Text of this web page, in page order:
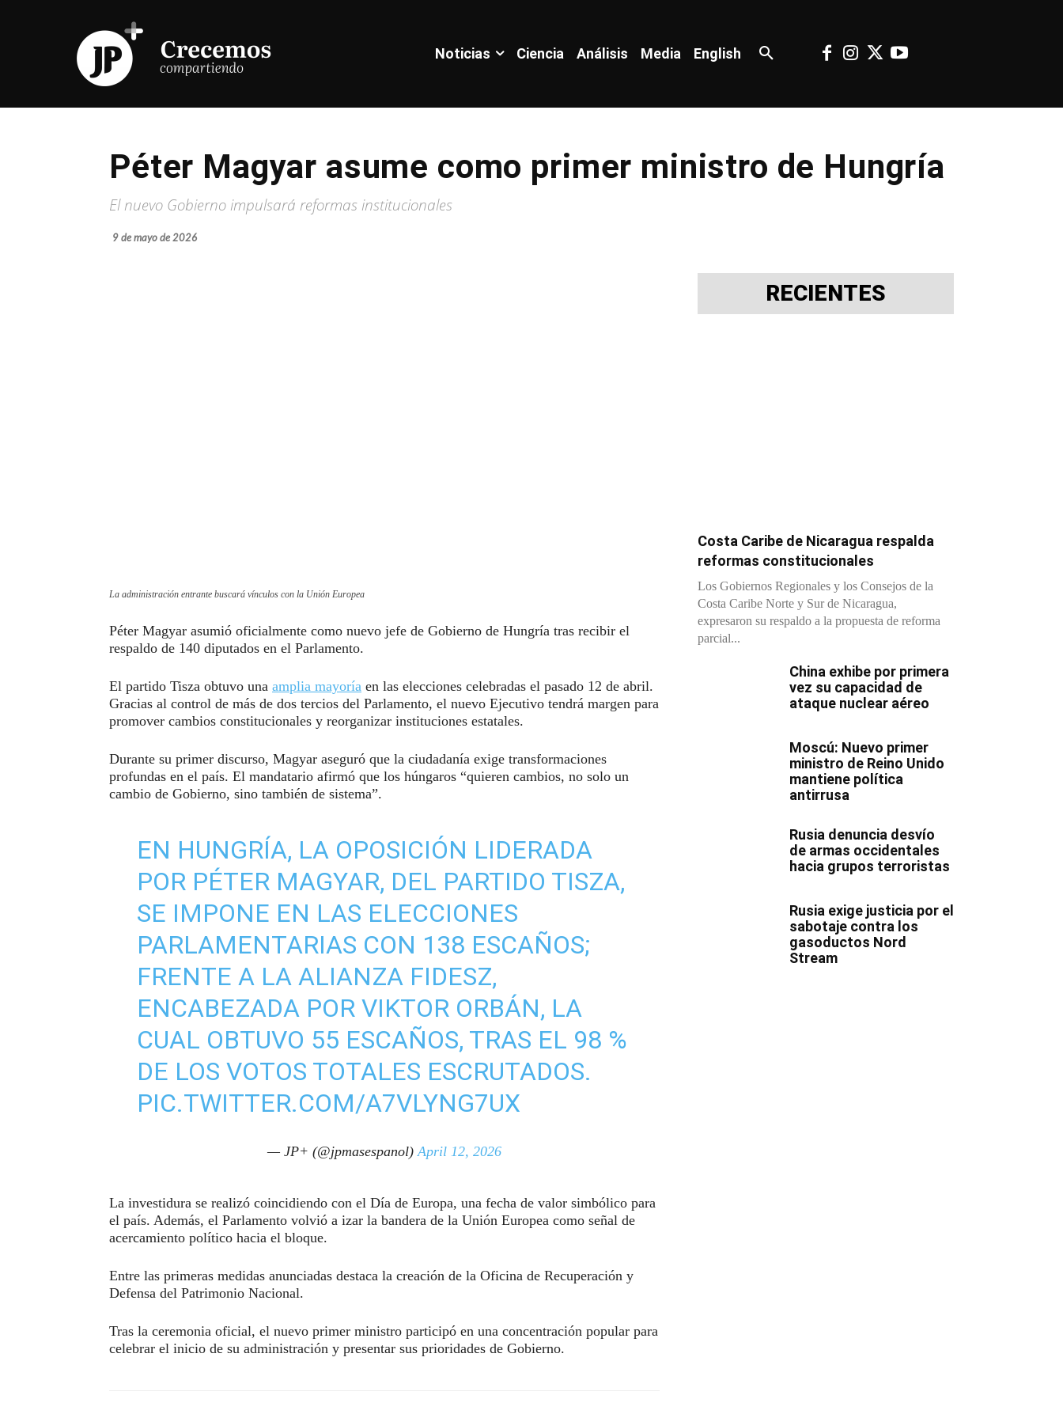
Noticias Ciencia Análisis Media English
Péter Magyar asume como primer ministro de Hungría
El nuevo Gobierno impulsará reformas institucionales
9 de mayo de 2026
La administración entrante buscará vínculos con la Unión Europea
Péter Magyar asumió oficialmente como nuevo jefe de Gobierno de Hungría tras recibir el
respaldo de 140 diputados en el Parlamento.
El partido Tisza obtuvo una amplia mayoría en las elecciones celebradas el pasado 12 de abril.
Gracias al control de más de dos tercios del Parlamento, el nuevo Ejecutivo tendrá margen para
promover cambios constitucionales y reorganizar instituciones estatales.
Durante su primer discurso, Magyar aseguró que la ciudadanía exige transformaciones
profundas en el país. El mandatario afirmó que los húngaros “quieren cambios, no solo un
cambio de Gobierno, sino también de sistema”.
EN HUNGRÍA, LA OPOSICIÓN LIDERADA
POR PÉTER MAGYAR, DEL PARTIDO TISZA,
SE IMPONE EN LAS ELECCIONES
PARLAMENTARIAS CON 138 ESCAÑOS;
FRENTE A LA ALIANZA FIDESZ,
ENCABEZADA POR VIKTOR ORBÁN, LA
CUAL OBTUVO 55 ESCAÑOS, TRAS EL 98 %
DE LOS VOTOS TOTALES ESCRUTADOS.
PIC.TWITTER.COM/A7VLYNG7UX
— JP+ (@jpmasespanol) April 12, 2026
La investidura se realizó coincidiendo con el Día de Europa, una fecha de valor simbólico para
el país. Además, el Parlamento volvió a izar la bandera de la Unión Europea como señal de
acercamiento político hacia el bloque.
Entre las primeras medidas anunciadas destaca la creación de la Oficina de Recuperación y
Defensa del Patrimonio Nacional.
Tras la ceremonia oficial, el nuevo primer ministro participó en una concentración popular para
celebrar el inicio de su administración y presentar sus prioridades de Gobierno.
RECIENTES
Costa Caribe de Nicaragua respalda
reformas constitucionales
Los Gobiernos Regionales y los Consejos de la
Costa Caribe Norte y Sur de Nicaragua,
expresaron su respaldo a la propuesta de reforma
parcial...
China exhibe por primera
vez su capacidad de
ataque nuclear aéreo
Moscú: Nuevo primer
ministro de Reino Unido
mantiene política
antirrusa
Rusia denuncia desvío
de armas occidentales
hacia grupos terroristas
Rusia exige justicia por el
sabotaje contra los
gasoductos Nord
Stream